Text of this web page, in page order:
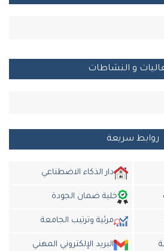
و النشاطات
سريعة
دار الذكاء الاضطناعي
خلية ضمان الجودة
مرئية وترتيب الجامعة
البريد الإلكتروني المهني